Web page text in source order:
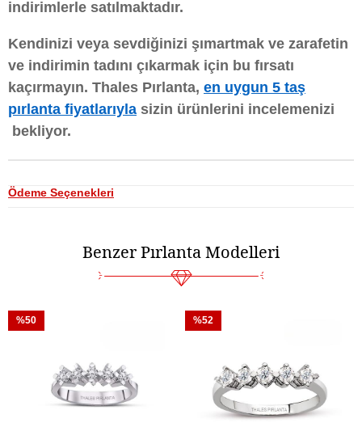
indirimlerle satılmaktadır.
Kendinizi veya sevdiğinizi şımartmak ve zarafetin
ve indirimin tadını çıkarmak için bu fırsatı
kaçırmayın. Thales Pırlanta, en uygun 5 taş
pırlanta fiyatlarıyla sizin ürünlerini incelemenizi
bekliyor.
Ödeme Seçenekleri
Benzer Pırlanta Modelleri
%50 %52